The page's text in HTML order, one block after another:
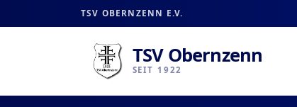
TSV OBERNZENN E.V.
TSV Obernzenn
SEIT 1922